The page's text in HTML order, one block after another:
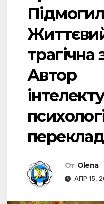
трагічна
Автор
От Olena
АПР 15,